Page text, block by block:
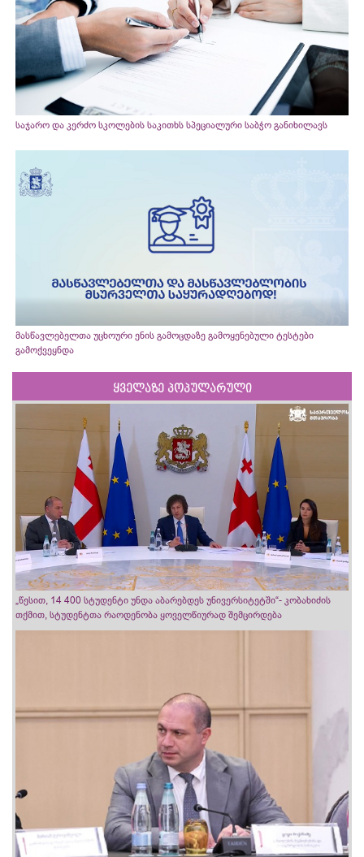
საჯარო და კერძო სკოლების საკითხს სპეციალური საბჭო განიხილავს
მასწავლებელთა უცხოური ენის გამოცდაზე გამოყენებული ტესტები
გამოქვეყნდა
ყველაზე პოპულარული
„წესით, 14 400 სტუდენტი უნდა აბარებდეს უნივერსიტეტში“- კობახიძის
თქმით, სტუდენტთა რაოდენობა ყოველწიურად შემცირდება